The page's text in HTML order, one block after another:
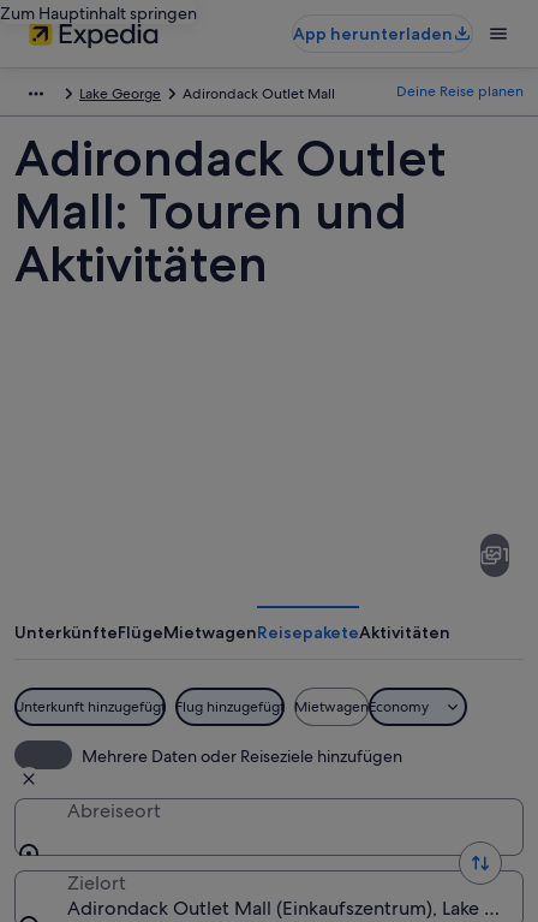
Zum Hauptinhalt springen
App herunterladen
Lake George Adirondack Outlet Mall Deine Reise planen
Adirondack Outlet
Mall: Touren und
Aktivitäten
1
UnterkünfteFlügeMietwagenReisepaketeAktivitäten
Unterkunft hinzugefügt Flug hinzugefügt MietwagenEconomy
Mehrere Daten oder Reiseziele hinzufügen
Abreiseort
Zielort
Adirondack Outlet Mall (Einkaufszentrum), Lake